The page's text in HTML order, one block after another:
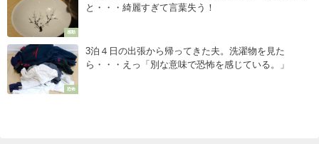
感動
と・・・綺麗すぎて言葉失う！
恐怖
3泊４日の出張から帰ってきた夫。洗濯物を見た
ら・・・えっ「別な意味で恐怖を感じている。」